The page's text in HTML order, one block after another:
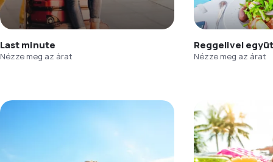
Last minute
Nézze meg az árat
Reggelivel
Nézze meg az árat